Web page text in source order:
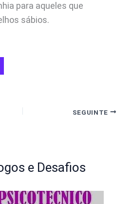
para aqueles que
sábios.
SEGUINTE
e Desafios